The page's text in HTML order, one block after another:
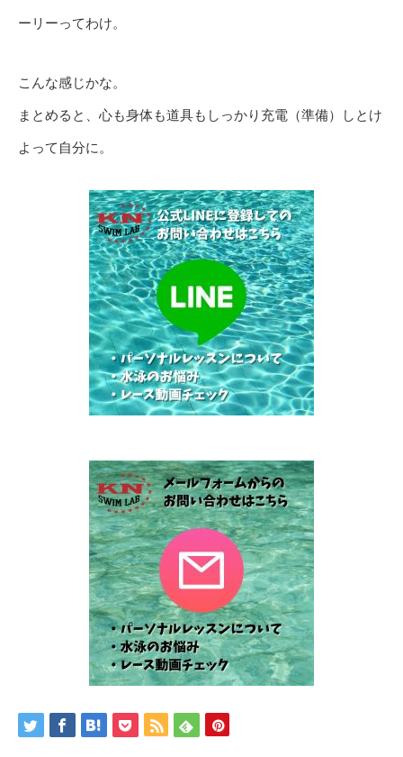
ーリーってわけ。
こんな感じかな。
まとめると、心も身体も道具もしっかり充電（準備）しとけ
よって自分に。